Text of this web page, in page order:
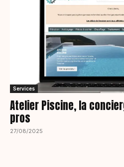
Services
Atelier Piscine, la
pros
27/08/2025